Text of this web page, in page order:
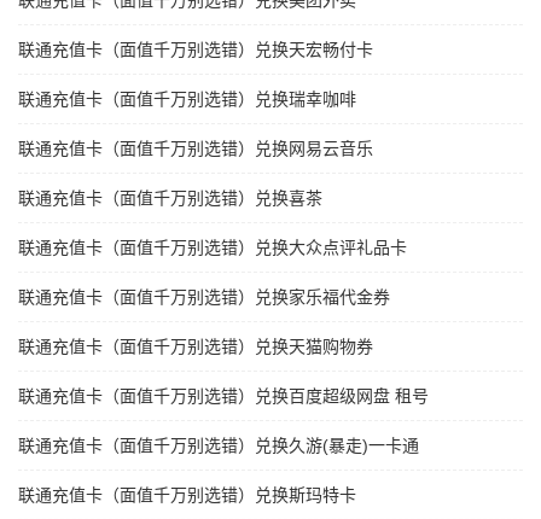
联通充值卡（面值千万别选错）兑换天宏畅付卡
联通充值卡（面值千万别选错）兑换瑞幸咖啡
联通充值卡（面值千万别选错）兑换网易云音乐
联通充值卡（面值千万别选错）兑换喜茶
联通充值卡（面值千万别选错）兑换大众点评礼品卡
联通充值卡（面值千万别选错）兑换家乐福代金券
联通充值卡（面值千万别选错）兑换天猫购物券
联通充值卡（面值千万别选错）兑换百度超级网盘 租号
联通充值卡（面值千万别选错）兑换久游(暴走)一卡通
联通充值卡（面值千万别选错）兑换斯玛特卡